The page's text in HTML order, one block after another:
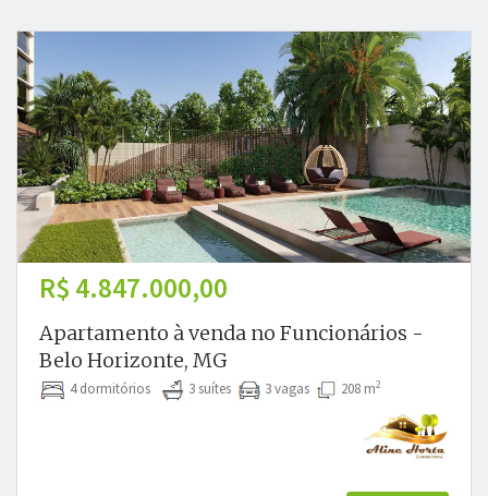
R$ 4.847.000,00
Apartamento à venda no Funcionários -
Belo Horizonte, MG
4 dormitórios 3 suítes 3 vagas 208 m2